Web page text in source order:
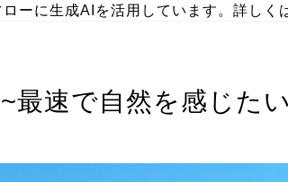
ーに生成AIを活用しています。詳しく
最速で自然を感じた